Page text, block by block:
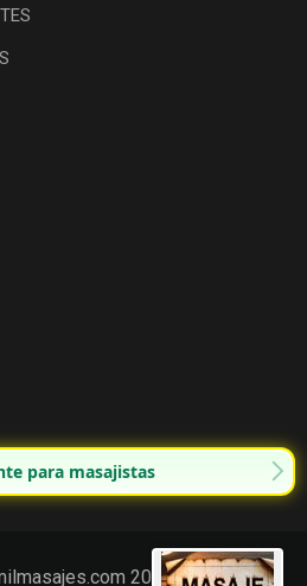
para masajistas
2025.